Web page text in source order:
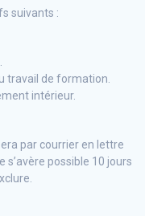
suivants :
travail de formation.
intérieur.
par courrier en lettre
possible 10 jours